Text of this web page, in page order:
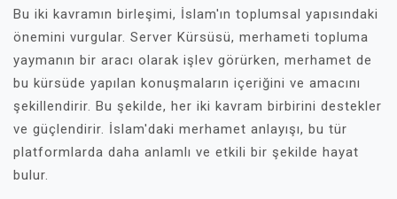
Bu iki kavramın birleşimi, İslam'ın toplumsal yapısındaki
önemini vurgular. Server Kürsüsü, merhameti topluma
yaymanın bir aracı olarak işlev görürken, merhamet de
bu kürsüde yapılan konuşmaların içeriğini ve amacını
şekillendirir. Bu şekilde, her iki kavram birbirini destekler
ve güçlendirir. İslam'daki merhamet anlayışı, bu tür
platformlarda daha anlamlı ve etkili bir şekilde hayat
bulur.